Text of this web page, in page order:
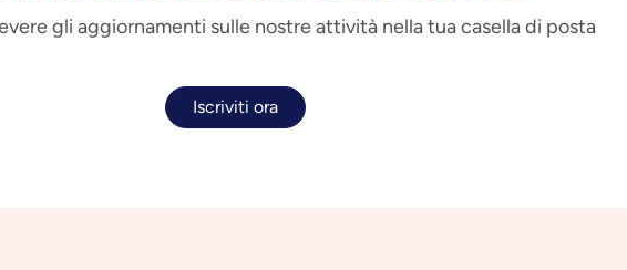
gli aggiornamenti sulle nostre attività nella tua casella di posta
Iscriviti ora